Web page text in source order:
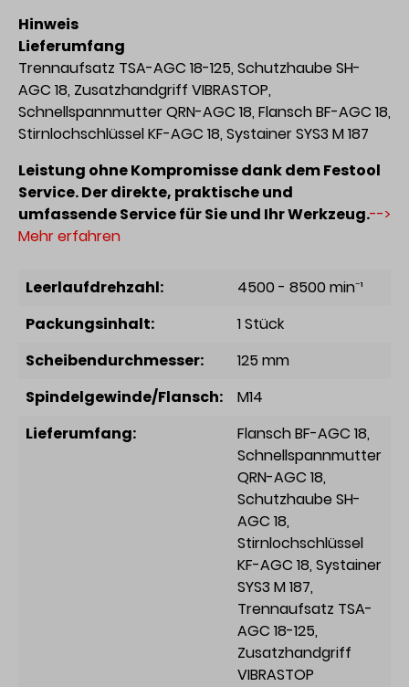
Hinweis
Lieferumfang
Trennaufsatz TSA-AGC 18-125, Schutzhaube SH-
AGC 18, Zusatzhandgriff VIBRASTOP,
Schnellspannmutter QRN-AGC 18, Flansch BF-AGC 18,
Stirnlochschlüssel KF-AGC 18, Systainer SYS3 M 187
Leistung ohne Kompromisse dank dem Festool
Service. Der direkte, praktische und
umfassende Service für Sie und Ihr Werkzeug.-->
Mehr erfahren
Leerlaufdrehzahl:
4500 - 8500 min⁻¹
Packungsinhalt:
1 Stück
Scheibendurchmesser:
125 mm
Spindelgewinde/Flansch:
M14
Lieferumfang:
Flansch BF-AGC 18,
Schnellspannmutter
QRN-AGC 18,
Schutzhaube SH-
AGC 18,
Stirnlochschlüssel
KF-AGC 18, Systainer
SYS3 M 187,
Trennaufsatz TSA-
AGC 18-125,
Zusatzhandgriff
VIBRASTOP